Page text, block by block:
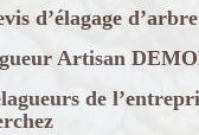
d’élagage
Artisan
de